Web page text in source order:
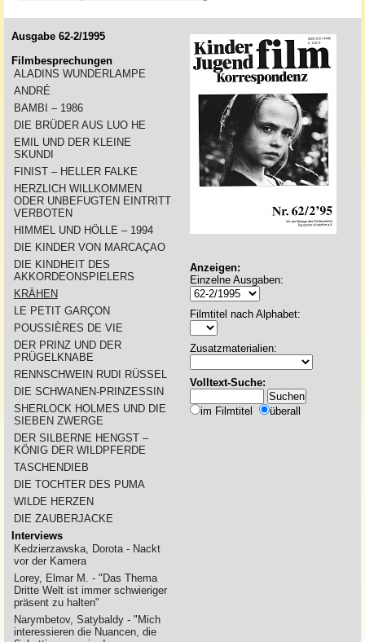
Ausgabe 62-2/1995
Filmbesprechungen
ALADINS WUNDERLAMPE
ANDRÉ
BAMBI – 1986
DIE BRÜDER AUS LUO HE
EMIL UND DER KLEINE
SKUNDI
FINIST – HELLER FALKE
HERZLICH WILLKOMMEN
ODER UNBEFUGTEN EINTRITT
VERBOTEN
HIMMEL UND HÖLLE – 1994
DIE KINDER VON MARCAÇAO
DIE KINDHEIT DES
AKKORDEONSPIELERS
KRÄHEN
LE PETIT GARÇON
POUSSIÈRES DE VIE
DER PRINZ UND DER
PRÜGELKNABE
RENNSCHWEIN RUDI RÜSSEL
DIE SCHWANEN-PRINZESSIN
SHERLOCK HOLMES UND DIE
SIEBEN ZWERGE
DER SILBERNE HENGST –
KÖNIG DER WILDPFERDE
TASCHENDIEB
DIE TOCHTER DES PUMA
WILDE HERZEN
DIE ZAUBERJACKE
Interviews
Kedzierzawska, Dorota - Nackt
vor der Kamera
Lorey, Elmar M. - "Das Thema
Dritte Welt ist immer schwieriger
präsent zu halten"
Narymbetov, Satybaldy - "Mich
interessieren die Nuancen, die
Anzeigen:
Einzelne Ausgaben:
Filmtitel nach Alphabet:
Zusatzmaterialien:
Volltext-Suche:
im Filmtitel überall